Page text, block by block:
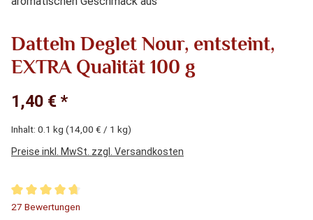
Datteln Deglet Nour, entsteint,
EXTRA Qualität 100 g
1,40 € *
Inhalt: 0.1 kg (14,00 € / 1 kg)
Preise inkl. MwSt. zzgl. Versandkosten
Durchschnittliche Bewertung von 4.76 von 5 Sternen
27 Bewertungen